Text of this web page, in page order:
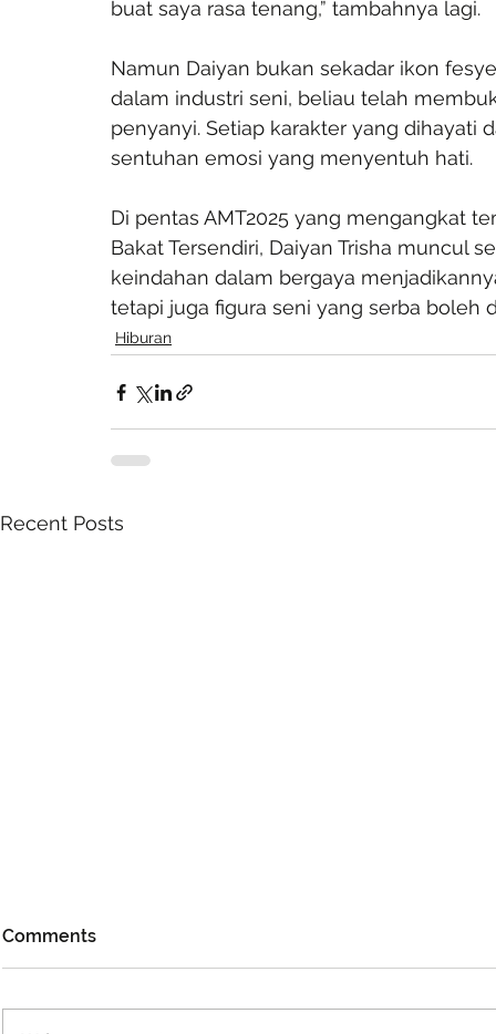
buat saya rasa tenang,” tambahnya lagi.
Namun Daiyan bukan sekadar ikon
dalam industri seni, beliau telah
penyanyi. Setiap karakter yang
sentuhan emosi yang menyentuh hati.
Di pentas AMT2025 yang mengangkat
Bakat Tersendiri, Daiyan Trisha muncul
keindahan dalam bergaya
tetapi juga figura seni yang serba boleh
Hiburan
Recent Posts
Comments